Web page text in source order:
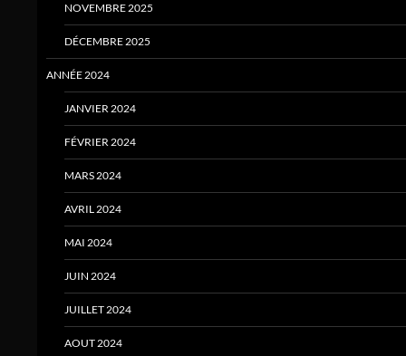
NOVEMBRE 2025
DÉCEMBRE 2025
ANNÉE 2024
JANVIER 2024
FÉVRIER 2024
MARS 2024
AVRIL 2024
MAI 2024
JUIN 2024
JUILLET 2024
AOUT 2024